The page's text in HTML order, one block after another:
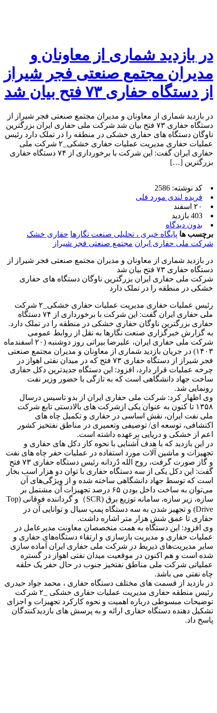
در بازدید شماری از معاونان و
مدیران مجتمع صنعتی فجر شیراز
از دستگاه حفاری ۷۳ فتح بیان شد
در بازدید شماری از معاونان و مدیران مجتمع صنعتی فجر شیراز از
دستگاه حفاری ۷۳ فتح بیان شد شرکت ملی حفاری ایران بزرگترین
ناوگان دستگاه های حفاری خشکی در منطقه را در تملک دارد رئیس
عملیات حفاری مدیریت عملیات حفاری خشکی_۲ شرکت ملی
حفاری ایران گفت: این شرکت با برخورداری از ۷۴ دستگاه حفاری
بزرگترین […]
کد نوشته: 2586
فریده لندی مورد فلی
۲۰ اسفند
403 بازدید
بدون دیدگاه
برچسب ها پایگاه خبری ، تحلیلی صنعت نگارها حفاری خشک
شرکت ملی حفاری ایران مجتمع صنعتی فجر شیراز
در بازدید شماری از معاونان و مدیران مجتمع صنعتی فجر شیراز از
دستگاه حفاری ۷۳ فتح بیان شد
شرکت ملی حفاری ایران بزرگترین ناوگان دستگاه های حفاری
خشکی در منطقه را در تملک دارد
رئیس عملیات حفاری مدیریت عملیات حفاری خشکی_۲ شرکت
ملی حفاری ایران گفت: این شرکت با برخورداری از ۷۴ دستگاه
حفاری بزرگترین ناوگان حفاری خشکی در منطقه را در تملک دارد.
به گزارش خبرگزاری صنعت نگارها به نقل از روابط عمومی
شرکت ملی حفاری ایران، علیرضا بیراتی روز دوشنبه (۲۰ اسفندماه
۱۴۰۳) در جریان بازدید شماری از معاونان و مدیران مجتمع صنعتی
فجر شیراز از دستگاه حفاری ۷۳ فتح که در میدان نفتی اهواز در
چرخه عملیات قرار دارد، افزود: این دستگاه جدیدترین دکل حفاری
ساخت جهاد دانشگاهی است که به تازگی با حضور وزیر نفت
رونمایی شد.
وی اظهار کرد: شرکت ملی حفاری ایران از بدو تاسیس درسال
۱۳۵۸ تا کنون به عنوان یکی ازشرکت های بالادستی تابع شرکت
ملی نفت ایران، نقش اساسی در حفاری و تکمیل چاه های
اکتشافی، توسعه ای/ توصیفی وتعمیری در مناطق نفتخیز کشور
اعم از خشکی و دریایی برعهده داشته است.
در این بازدید که با هدف آشنایی با نحوه کار دکل های حفاری و
تجهیزات و ماشین آلات مورد استفاده در عملیات حفر چاه های نفت
و گاز صورت گرفت، روح الله دُردانه رئیس دستگاه حفاری ۷۳ فتح
گفت: این دکل یکی از سه دستگاه حفاری با توان دو هزار اسب بخار
است که توسط جهاد دانشگاهی ساخته شده و از ویژگی‌های آن
می‌توان به ساخت داخل بودن ۶۵ درصد تجهیزات آن مشتمل بر
سازه، زیر سازه، سامانه توزیع برق (SCR）و گرداننده فوقانی (Top
Drive) و تجهیز شدن به سه دستگاه پمپ سیال و توانایی آن در
حفاری تا عمق شش هزار متر اشاره داشت.
وی افزود: این دستگاه به همت متخصصان معاونت مدیرعامل در
عملیات حفاری و مدیریت بازسازی و ارتقاء دستگاه‌های حفاری و
سایر مدیریت‌های ذیربط در شرکت ملی حفاری ایران آماده سازی
شده است و هم اکنون در موقعیت میدان نفتی اهواز در گستره
عملیاتی شرکت ملی مناطق نفتخیز جنوب در حال حفر یک حلقه
چاه نفتی می باشد.
در بازدید از قسمت های مختلف دستگاه حفاری ، محمد جواد حیدری
رئیس منطقه حفاری مدیریت عملیات حفاری خشکی _۲ شرکت
توضیحات مبسوطی درباره اهمیت و نحوه کارکرد تجهیزات و اجزای
تشکیل دهنده دستگاه حفاری ارائه و به پرسش های بازدیدکنندگان
پاسخ داد.